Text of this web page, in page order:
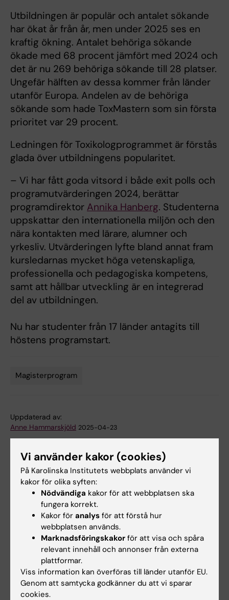
Utbildningen är populär och antalet sökande
har ökat år från år, men under 2025 ses en
kraftig ökning. Antalet behöriga sökande
ökade med 68 procent jämfört med 2024 och
det är nu 269 behöriga sökande till 28 platser.
Ungefär hälften av dessa kommer från länder
utanför Europa. Andelen av de behöriga
sökande som hade ToxMastern som sin första
prioritet var 29 procent.
Ledningen för Toxikologprogrammet är förstås
glada över utbildningens popularitet.
– Vi har fått goda vitsord i både exit polls och
programutvärderingen 2024, berättar
programdirektor Annika Hanberg. Studenterna
uppskattar den internationella miljön och den
nära kontakten med lärare, alumner och
yrkesliv. Utvärderingen lyfte bland annat fram
kursledarnas mycket höga vetenskapliga,
professionella och pedagogiska kompetens,
samt att hållbar utveckling är en integrerad
del av utbildningen.
Nu har studenter från 17 länder antagits till
höstens programstart.
Magisterprogram
Uppdaterad av:
Anne Hammarskjöld 2025-04-23
Dela
Mer om det här ämnet
Mer om Masterprogrammet i toxikologi
Relaterade artiklar
Vi använder kakor (cookies)
På Karolinska Institutets webbplats använder vi
kakor för olika syften:
Nödvändiga kakor för att webbplatsen ska
fungera korrekt.
Kakor för analys för att förstå hur
webbplatsen används.
Marknadsföringskakor för att visa och spåra
relevant innehåll och annonser från externa
plattformar.
Viss information kan överföras till länder utanför EU.
Genom att samtycka godkänner du att vi sparar
cookies.